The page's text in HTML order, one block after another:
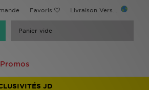
Favoris Livraison Vers...
Panier vide
Promos
JD